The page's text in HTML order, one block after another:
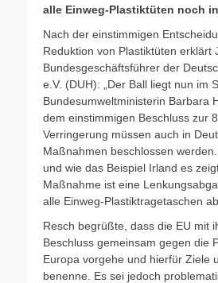
alle Einweg-Plastiktüten noch
Nach der einstimmigen
Reduktion von Plastiktüten erklärt
Bundesgeschäftsführer der
e.V. (DUH): „Der Ball liegt nun im
Bundesumweltministerin Barbara
dem einstimmigen Beschluss zur
Verringerung müssen auch in
Maßnahmen beschlossen
und wie das Beispiel Irland es
Maßnahme ist eine
alle Einweg-Plastiktragetaschen
Resch begrüßte, dass die EU mit
Beschluss gemeinsam gegen die
Europa vorgehe und hierfür Ziele
benenne. Es sei jedoch